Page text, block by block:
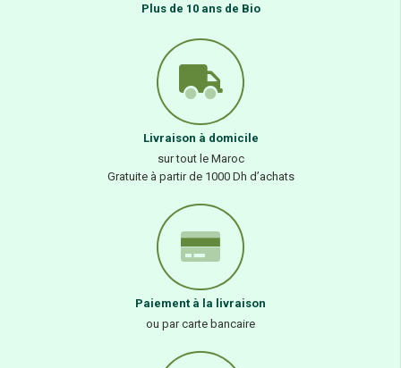
Plus de 10 ans de Bio
Livraison à domicile
sur tout le Maroc
Gratuite à partir de 1000 Dh d’achats
Paiement à la livraison
ou par carte bancaire